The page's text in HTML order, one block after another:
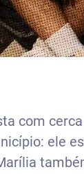
com
ele